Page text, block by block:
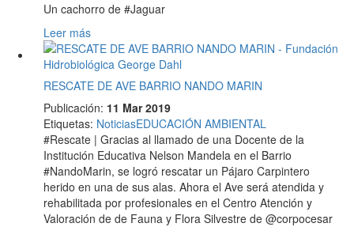
Un cachorro de #Jaguar
Leer más
RESCATE DE AVE BARRIO NANDO MARIN
Publicación: 11 Mar 2019
Etiquetas: NoticiasEDUCACIÓN AMBIENTAL
#Rescate | Gracias al llamado de una Docente de la
Institución Educativa Nelson Mandela en el Barrio
#NandoMarin, se logró rescatar un Pájaro Carpintero
herido en una de sus alas. Ahora el Ave será atendida y
rehabilitada por profesionales en el Centro Atención y
Valoración de de Fauna y Flora Silvestre de @corpocesar